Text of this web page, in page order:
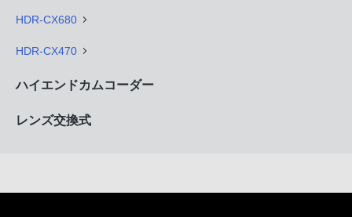
HDR-CX680
HDR-CX470
ハイエンドカムコーダー
レンズ交換式